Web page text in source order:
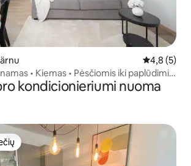
Vidutinis
4,8 (5)
• Kiemas • Pėsčiomis iki paplūdimio
kondicionieriumi nuoma